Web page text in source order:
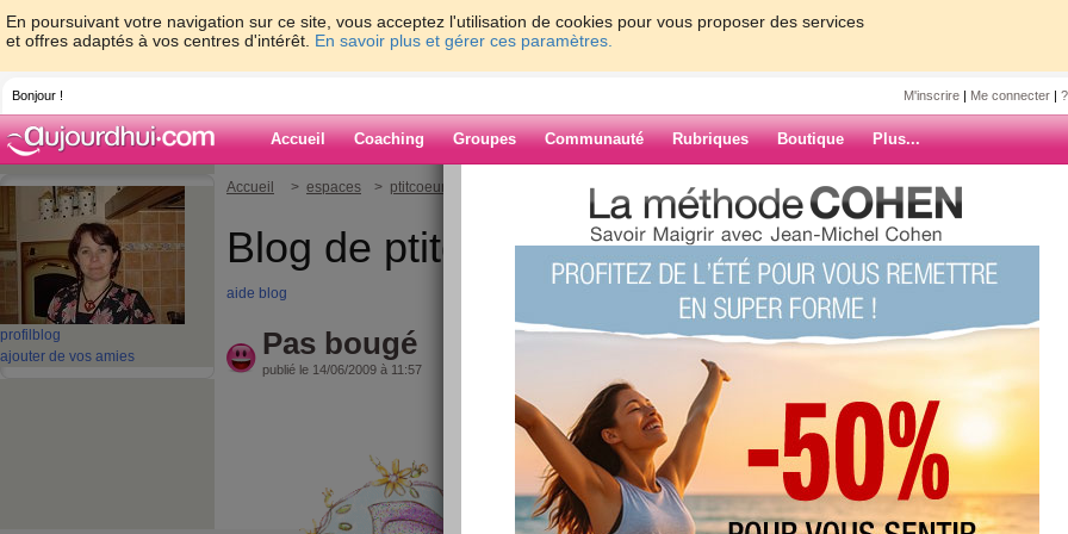
En poursuivant votre navigation sur ce site, vous acceptez l'utilisation de cookies pour vous proposer des services
et offres adaptés à vos centres d'intérêt. En savoir plus et gérer ces paramètres.
Bonjour ! M'inscrire | Me connecter |
Accueil Coaching Groupes Communauté Rubriques Boutique Plus...
profil blog
ajouter de vos amies
Accueil > espaces > ptitcoeur79
Blog de ptitcoeur79
aide blog
Pas bougé
publié le 14/06/2009 à 11:57
ARCHIVES